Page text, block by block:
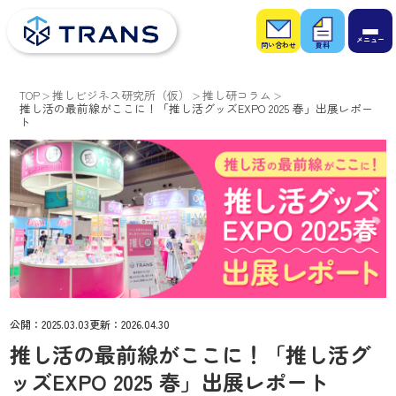
お問
い合
わせ
お役
立ち
資料
TOP 推しビジネス研究所（仮） 推し研コラム
推し活の最前線がここに！「推し活グッズEXPO 2025 春」出展レポー
ト
公開：2025.03.03更新：2026.04.30
推し活の最前線がここに！「推し活グ
ッズEXPO 2025 春」出展レポート